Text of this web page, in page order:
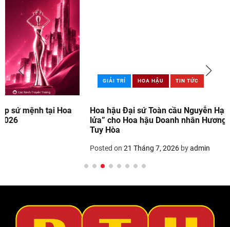
GIẢI TRÍ HOA HẬU TIN TỨC
Hoa hậu Đại sứ Toàn cầu Nguyễn Hạnh Nguyên: Người “giữ
lửa” cho Hoa hậu Doanh nhân Hương sắc Việt Nam 2026 tại
21 Tháng 7, 2026byadmin